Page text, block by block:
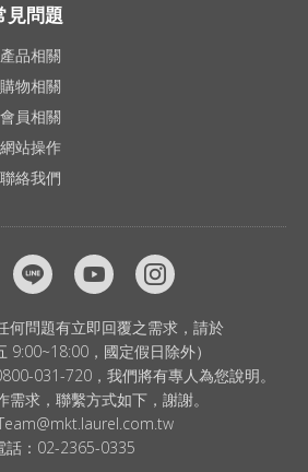
見問題
產品相關
購物相關
會員相關
網站操作
聯絡我們
何問題有立即回覆之需求，請於
9:00~18:00，國定假日除外）
031-720，我們將有專人為您說明。
需求，聯繫方式如下，謝謝。
話： 02-2365-0335